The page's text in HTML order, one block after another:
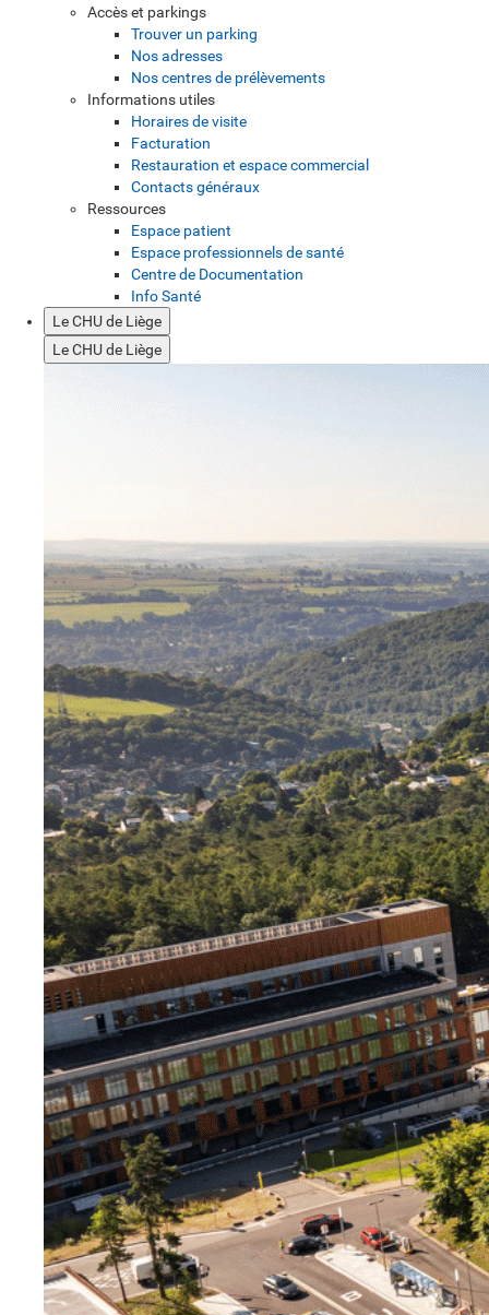
Accès et parkings
Trouver un parking
Nos adresses
Nos centres de prélèvements
Informations utiles
Horaires de visite
Facturation
Restauration et espace commercial
Contacts généraux
Ressources
Espace patient
Espace professionnels de santé
Centre de Documentation
Info Santé
Le CHU de Liège
Le CHU de Liège